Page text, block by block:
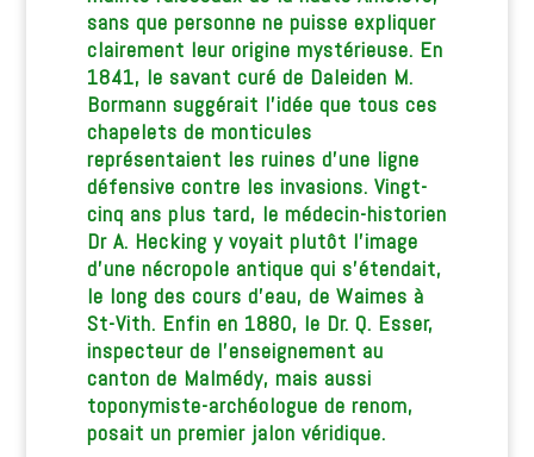
sans que personne ne puisse expliquer
clairement leur origine mystérieuse. En
1841, le savant curé de Daleiden M.
Bormann suggérait l’idée que tous ces
chapelets de monticules
représentaient les ruines d’une ligne
défensive contre les invasions. Vingt-
cinq ans plus tard, le médecin-historien
Dr A. Hecking y voyait plutôt l’image
d’une nécropole antique qui s’étendait,
le long des cours d’eau, de Waimes à
St-Vith. Enfin en 1880, le Dr. Q. Esser,
inspecteur de l’enseignement au
canton de Malmédy, mais aussi
toponymiste-archéologue de renom,
posait un premier jalon véridique.